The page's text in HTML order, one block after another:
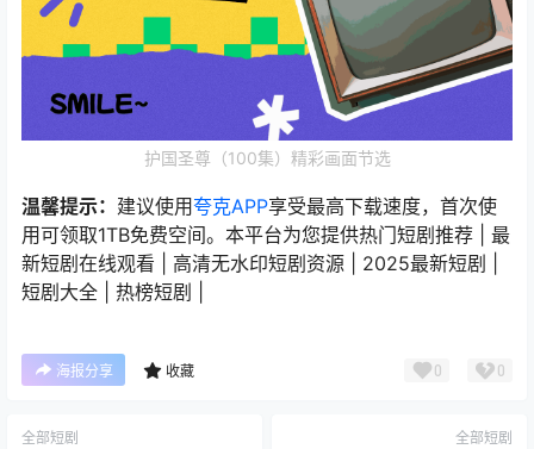
护国圣尊（100集）精彩画面节选
温馨提示： 建议使用夸克APP享受最高下载速度，首次使
用可领取1TB免费空间。本平台为您提供热门短剧推荐 | 最
新短剧在线观看 | 高清无水印短剧资源 | 2025最新短剧 |
短剧大全 | 热榜短剧 |
海报分享 收藏 0 0
全部短剧 全部短剧